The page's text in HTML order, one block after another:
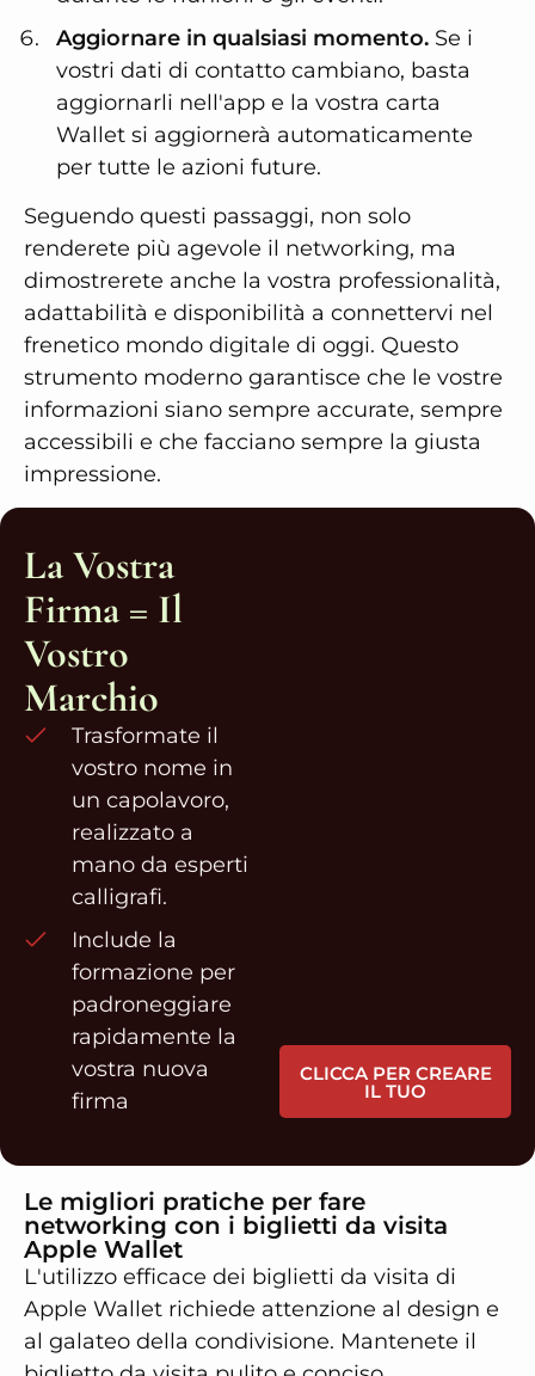
Aggiornare in qualsiasi momento. Se i
vostri dati di contatto cambiano, basta
aggiornarli nell'app e la vostra carta
Wallet si aggiornerà automaticamente
per tutte le azioni future.
Seguendo questi passaggi, non solo
renderete più agevole il networking, ma
dimostrerete anche la vostra professionalità,
adattabilità e disponibilità a connettervi nel
frenetico mondo digitale di oggi. Questo
strumento moderno garantisce che le vostre
informazioni siano sempre accurate, sempre
accessibili e che facciano sempre la giusta
impressione.
La Vostra
Firma = Il
Vostro
Marchio
Trasformate il
vostro nome in
un capolavoro,
realizzato a
mano da esperti
calligrafi.
Include la
formazione per
padroneggiare
rapidamente la
vostra nuova
firma
CLICCA PER CREARE
IL TUO
Le migliori pratiche per fare
networking con i biglietti da visita
Apple Wallet
L'utilizzo efficace dei biglietti da visita di
Apple Wallet richiede attenzione al design e
al galateo della condivisione. Mantenete il